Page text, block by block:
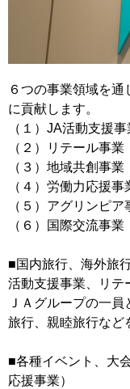
６つの事業領域を
に貢献します。
（１）JA活動支援事
（２）リテール事業
（３）地域共創事業
（４）労働力応援事
（５）アグリンピア
（６）国際交流事業
■国内旅行、海外旅
活動支援事業、リテ
ＪＡグループの一
旅行、親睦旅行など
■各種イベント、大
応援事業）